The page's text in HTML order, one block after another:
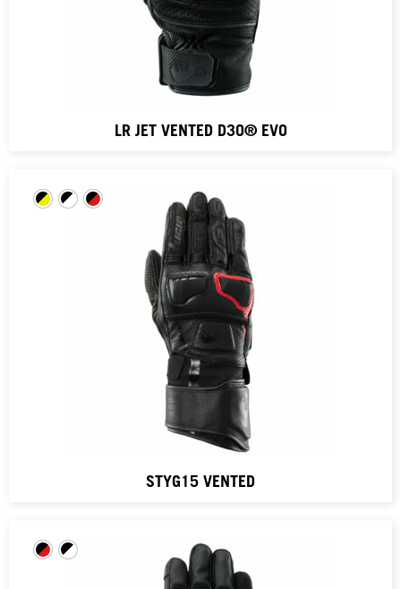
LR JET VENTED D3O® EVO
STYG15 VENTED